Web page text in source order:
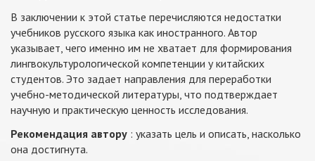
В заключении к этой статье перечисляются недостатки
учебников русского языка как иностранного. Автор
указывает, чего именно им не хватает для формирования
лингвокультурологической компетенции у китайских
студентов. Это задает направления для переработки
учебно-методической литературы, что подтверждает
научную и практическую ценность исследования.
Рекомендация автору : указать цель и описать, насколько
она достигнута.